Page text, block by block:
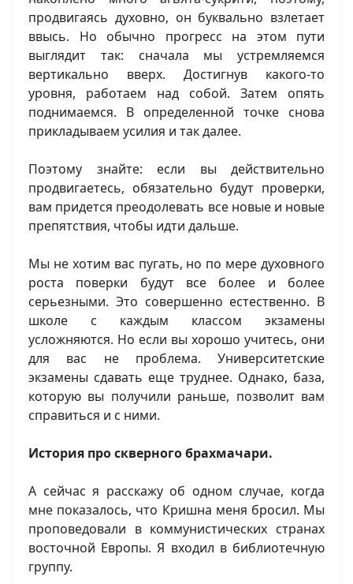
продвигаясь духовно, он буквально взлетает
ввысь. Но обычно прогресс на этом пути
выглядит так: сначала мы устремляемся
вертикально вверх. Достигнув какого-то
уровня, работаем над собой. Затем опять
поднимаемся. В определенной точке снова
прикладываем усилия и так далее.
Поэтому знайте: если вы действительно
продвигаетесь, обязательно будут проверки,
вам придется преодолевать все новые и новые
препятствия, чтобы идти дальше.
Мы не хотим вас пугать, но по мере духовного
роста поверки будут все более и более
серьезными. Это совершенно естественно. В
школе с каждым классом экзамены
усложняются. Но если вы хорошо учитесь, они
для вас не проблема. Университетские
экзамены сдавать еще труднее. Однако, база,
которую вы получили раньше, позволит вам
справиться и с ними.
История про скверного брахмачари.
А сейчас я расскажу об одном случае, когда
мне показалось, что Кришна меня бросил. Мы
проповедовали в коммунистических странах
восточной Европы. Я входил в библиотечную
группу.